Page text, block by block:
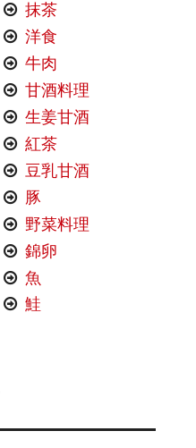
抹茶
洋食
牛肉
甘酒料理
生姜甘酒
紅茶
豆乳甘酒
豚
野菜料理
錦卵
魚
鮭